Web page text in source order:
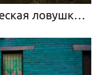
Bardo / Астигматическая ловушка для снов (2022 — в прогрессе)